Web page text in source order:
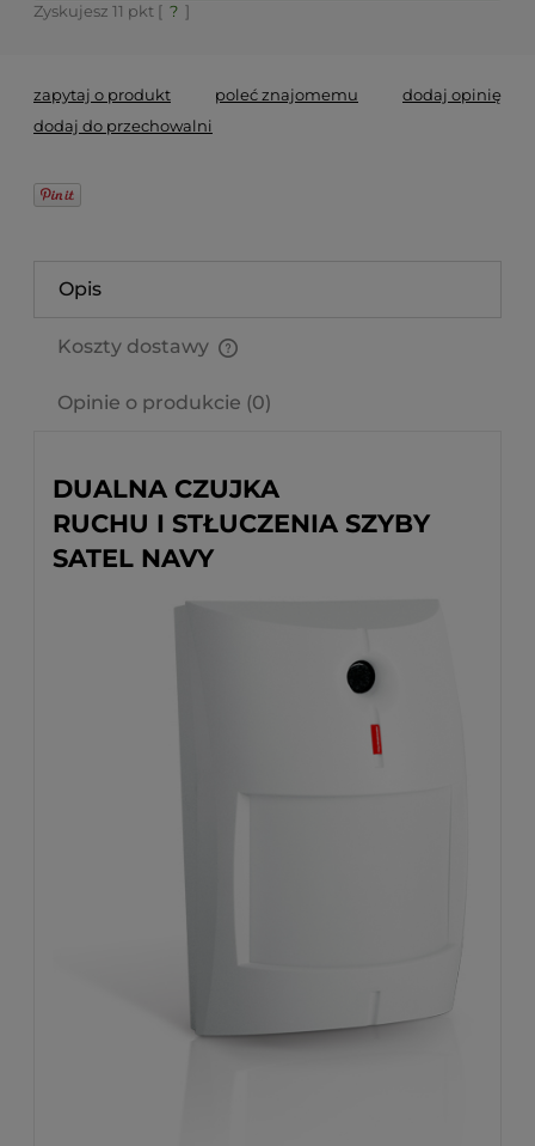
Zyskujesz 11 pkt [ ? ]
zapytaj o produkt poleć znajomemu
dodaj opinię
dodaj do przechowalni
Opis
Koszty dostawy
Opinie o produkcie (0)
DUALNA CZUJKA
RUCHU I STŁUCZENIA SZYBY
SATEL NAVY